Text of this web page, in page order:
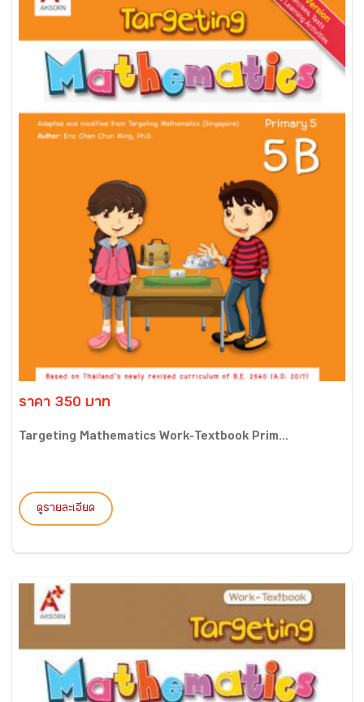
ราคา 350 บาท
Targeting Mathematics Work-Textbook Prim...
ดูรายละเอียด